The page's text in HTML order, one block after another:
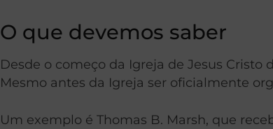
O que devemos saber
Desde o começo da Igreja de Jesus
Mesmo antes da Igreja ser oficialmente
Um exemplo é Thomas B. Marsh, que